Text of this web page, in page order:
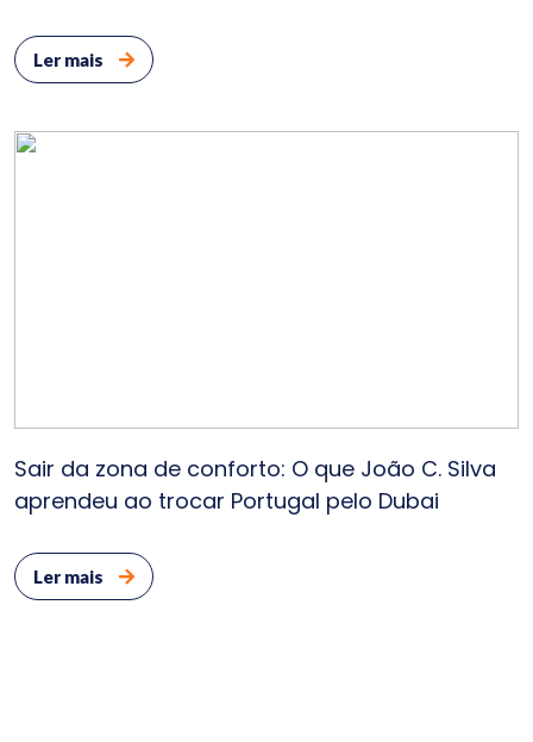
Ler mais
Sair da zona de conforto: O que João C. Silva
aprendeu ao trocar Portugal pelo Dubai
Ler mais